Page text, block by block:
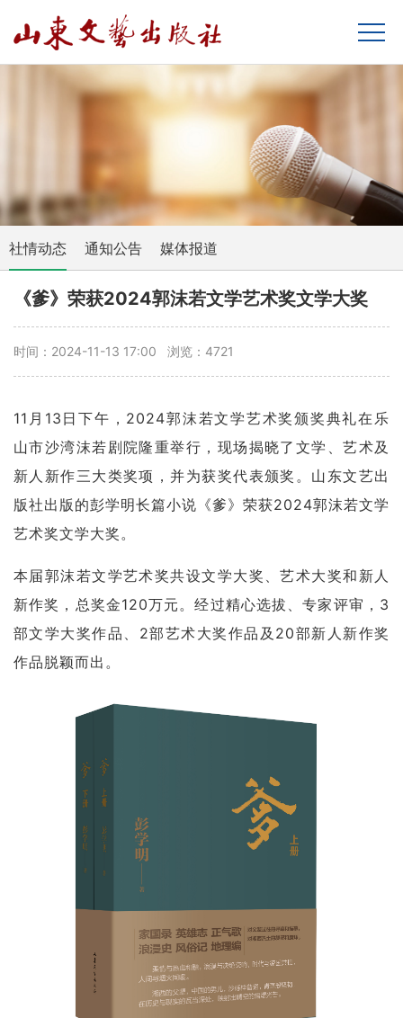
社情动态 通知公告 媒体报道
《爹》荣获2024郭沫若文学艺术奖文学大奖
时间：2024-11-13 17:00 浏览：4721
11月13日下午，2024郭沫若文学艺术奖颁奖典礼在乐
山市沙湾沫若剧院隆重举行，现场揭晓了文学、艺术及
新人新作三大类奖项，并为获奖代表颁奖。山东文艺出
版社出版的彭学明长篇小说《爹》荣获2024郭沫若文学
艺术奖文学大奖。
本届郭沫若文学艺术奖共设文学大奖、艺术大奖和新人
新作奖，总奖金120万元。经过精心选拔、专家评审，3
部文学大奖作品、2部艺术大奖作品及20部新人新作奖
作品脱颖而出。